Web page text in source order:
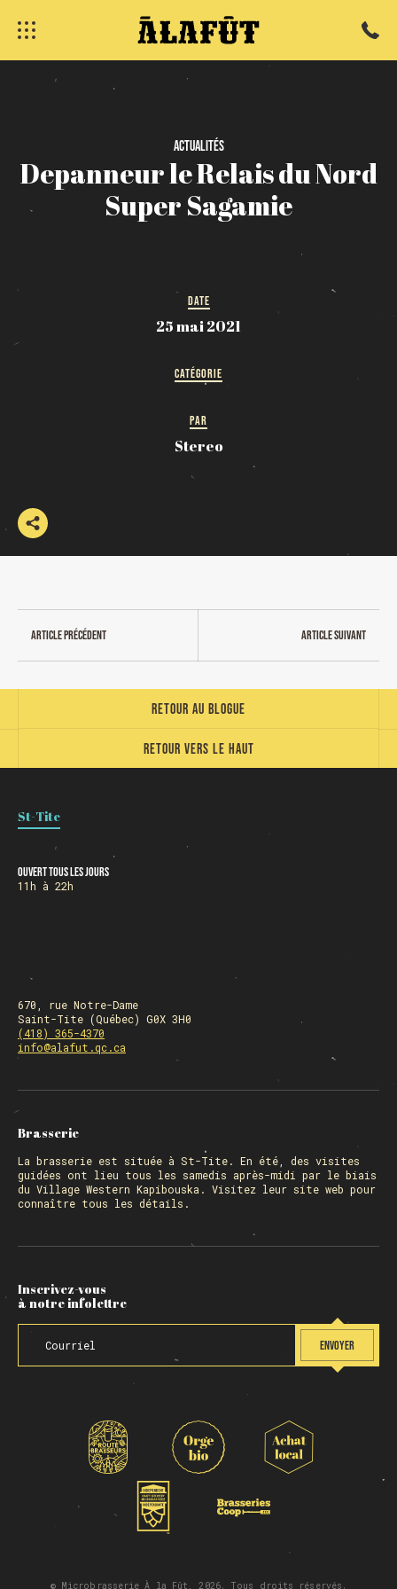
Actualités
DepanneurleRelaisduNord
SuperSagamie
DATE
25 mai 2021
CATÉGORIE
PAR
Stereo
Article précédent Article suivant
Retour vers le haut
Retour au blogue
St-Tite
Ouvert tous les jours
11h à 22h
670, rue Notre-Dame
Saint-Tite (Québec) G0X 3H0
(418) 365-4370
info@alafut.qc.ca
Brasserie
La brasserie est située à St-Tite. En été, des visites
guidées ont lieu tous les samedis après-midi par le biais
du Village Western Kapibouska. Visitez leur site web pour
connaître tous les détails.
Inscrivez-vous
à notre infolettre
ENVOYER
© Microbrasserie À la Fût, 2026. Tous droits réservés.
HORAIRE DES FÊTES